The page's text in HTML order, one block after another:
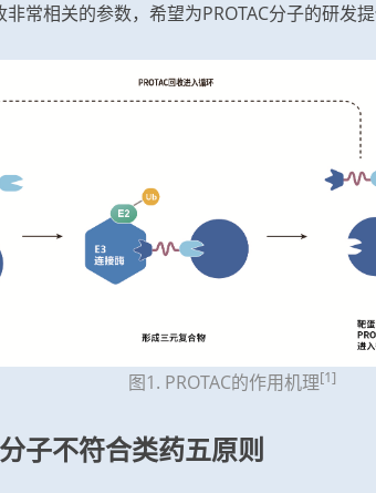
常相关的参数，希望为PROTAC分子的研发提
图1. PROTAC的作用机理[1]
子不符合类药五原则